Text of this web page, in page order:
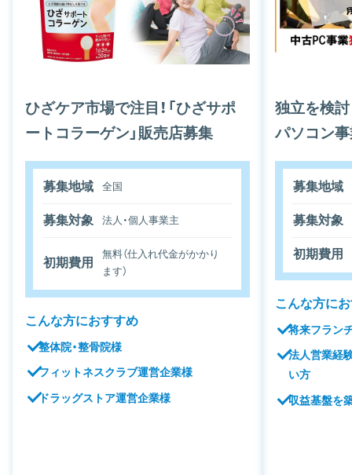
ひざケア市場で注目！「ひざサポ
ートコラーゲン」販売店募集
募集地域 全国
募集対象 法人・個人事業主
初期費用
無料（仕入れ代金がかかり
ます）
こんな方におすすめ
整体院・整骨院様
フィットネスクラブ運営企業様
ドラッグストア運営企業様
独立を検討
パソコン事
募集地域
募集対象
初期費用
こんな方に
将来フラン
法人営業経
い方
収益基盤を